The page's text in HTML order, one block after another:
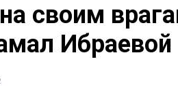
своим
Ибраевой